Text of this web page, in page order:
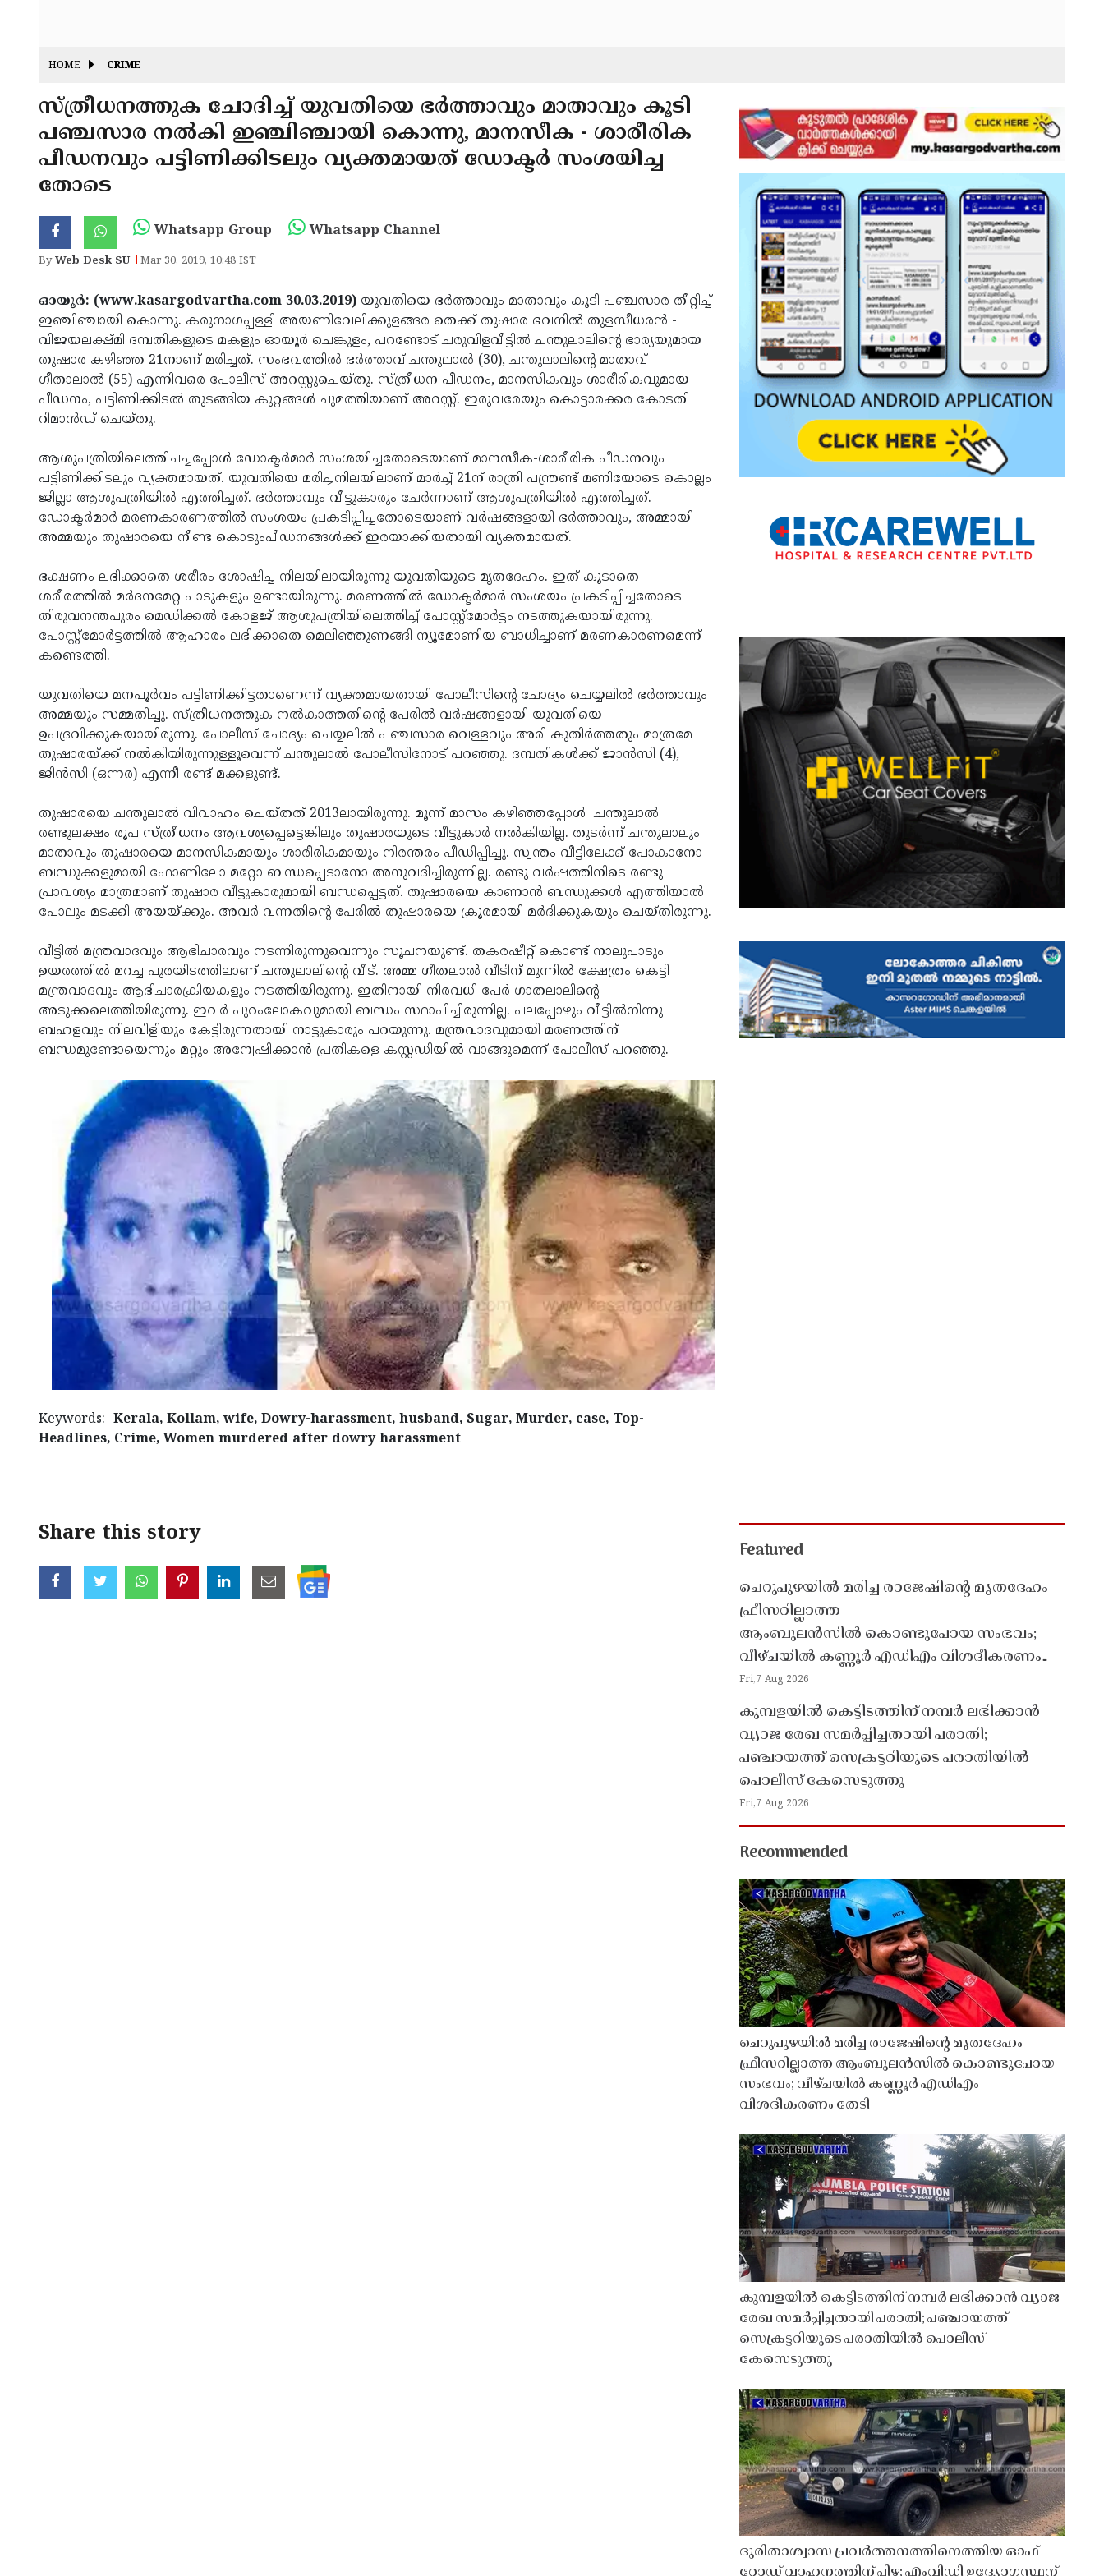
HOME CRIME
സ്ത്രീധനത്തുക ചോദിച്ച് യുവതിയെ ഭര്‍ത്താവും മാതാവും കൂടി
പഞ്ചസാര നല്‍കി ഇഞ്ചിഞ്ചായി കൊന്നു, മാനസീക - ശാരീരിക
പീഡനവും പട്ടിണിക്കിടലും വ്യക്തമായത് ഡോക്ടര്‍ സംശയിച്ച
തോടെ
Whatsapp Group Whatsapp Channel
ByWeb Desk SU Mar 30, 2019, 10:48 IST
ഓയൂര്‍: (www.kasargodvartha.com 30.03.2019) യുവതിയെ ഭര്‍ത്താവും മാതാവും കൂടി പഞ്ചസാര തീറ്റിച്ച്
ഇഞ്ചിഞ്ചായി കൊന്നു. കരുനാഗപ്പള്ളി അയണിവേലിക്കുളങ്ങര തെക്ക് തുഷാര ഭവനില്‍ തുളസീധരന്‍ -
വിജയലക്ഷ്മി ദമ്പതികളുടെ മകളും ഓയൂര്‍ ചെങ്കുളം, പറണ്ടോട് ചരുവിളവീട്ടില്‍ ചന്തുലാലിന്റെ ഭാര്യയുമായ
തുഷാര കഴിഞ്ഞ 21നാണ് മരിച്ചത്. സംഭവത്തില്‍ ഭര്‍ത്താവ് ചന്തുലാല്‍ (30), ചന്തുലാലിന്റെ മാതാവ്
ഗീതാലാല്‍ (55) എന്നിവരെ പോലീസ് അറസ്റ്റുചെയ്തു. സ്ത്രീധന പീഡനം, മാനസികവും ശാരീരികവുമായ
പീഡനം, പട്ടിണിക്കിടല്‍ തുടങ്ങിയ കുറ്റങ്ങള്‍ ചുമത്തിയാണ് അറസ്റ്റ്. ഇരുവരേയും കൊട്ടാരക്കര കോടതി
റിമാന്‍ഡ് ചെയ്തു.
ആശുപത്രിയിലെത്തിചച്ചപ്പോള്‍ ഡോക്ടര്‍മാര്‍ സംശയിച്ചതോടെയാണ് മാനസീക-ശാരീരിക പീഡനവും
പട്ടിണിക്കിടലും വ്യക്തമായത്. യുവതിയെ മരിച്ചനിലയിലാണ് മാര്‍ച്ച് 21ന് രാത്രി പന്ത്രണ്ട് മണിയോടെ കൊല്ലം
ജില്ലാ ആശുപത്രിയില്‍ എത്തിച്ചത്. ഭര്‍ത്താവും വീട്ടുകാരും ചേര്‍ന്നാണ് ആശുപത്രിയില്‍ എത്തിച്ചത്.
ഡോക്ടര്‍മാര്‍ മരണകാരണത്തില്‍ സംശയം പ്രകടിപ്പിച്ചതോടെയാണ് വര്‍ഷങ്ങളായി ഭര്‍ത്താവും, അമ്മായി
അമ്മയും തുഷാരയെ നീണ്ട കൊടുംപീഡനങ്ങള്‍ക്ക് ഇരയാക്കിയതായി വ്യക്തമായത്.
ഭക്ഷണം ലഭിക്കാതെ ശരീരം ശോഷിച്ച നിലയിലായിരുന്നു യുവതിയുടെ മൃതദേഹം. ഇത് കൂടാതെ
ശരീരത്തില്‍ മര്‍ദനമേറ്റ പാടുകളും ഉണ്ടായിരുന്നു. മരണത്തില്‍ ഡോക്ടര്‍മാര്‍ സംശയം പ്രകടിപ്പിച്ചതോടെ
തിരുവനന്തപുരം മെഡിക്കല്‍ കോളജ് ആശുപത്രിയിലെത്തിച്ച് പോസ്റ്റ്‌മോര്‍ട്ടം നടത്തുകയായിരുന്നു.
പോസ്റ്റ്‌മോര്‍ട്ടത്തില്‍ ആഹാരം ലഭിക്കാതെ മെലിഞ്ഞുണങ്ങി ന്യൂമോണിയ ബാധിച്ചാണ് മരണകാരണമെന്ന്
കണ്ടെത്തി.
യുവതിയെ മനപൂര്‍വം പട്ടിണിക്കിട്ടതാണെന്ന് വ്യക്തമായതായി പോലീസിന്റെ ചോദ്യം ചെയ്യലില്‍ ഭര്‍ത്താവും
അമ്മയും സമ്മതിച്ചു. സ്ത്രീധനത്തുക നല്‍കാത്തതിന്റെ പേരില്‍ വര്‍ഷങ്ങളായി യുവതിയെ
ഉപദ്രവിക്കുകയായിരുന്നു. പോലീസ് ചോദ്യം ചെയ്യലില്‍ പഞ്ചസാര വെള്ളവും അരി കുതിര്‍ത്തതും മാത്രമേ
തുഷാരയ്ക്ക് നല്‍കിയിരുന്നുള്ളൂവെന്ന് ചന്തുലാല്‍ പോലീസിനോട് പറഞ്ഞു. ദമ്പതികള്‍ക്ക് ജാന്‍സി (4),
ജിന്‍സി (ഒന്നര) എന്നീ രണ്ട് മക്കളുണ്ട്.
തുഷാരയെ ചന്തുലാല്‍ വിവാഹം ചെയ്തത് 2013ലായിരുന്നു. മൂന്ന് മാസം കഴിഞ്ഞപ്പോള്‍ ചന്തുലാല്‍
രണ്ടുലക്ഷം രൂപ സ്ത്രീധനം ആവശ്യപ്പെട്ടെങ്കിലും തുഷാരയുടെ വീട്ടുകാര്‍ നല്‍കിയില്ല. തുടര്‍ന്ന് ചന്തുലാലും
മാതാവും തുഷാരയെ മാനസികമായും ശാരീരികമായും നിരന്തരം പീഡിപ്പിച്ചു. സ്വന്തം വീട്ടിലേക്ക് പോകാനോ
ബന്ധുക്കളുമായി ഫോണിലോ മറ്റോ ബന്ധപ്പെടാനോ അനുവദിച്ചിരുന്നില്ല. രണ്ടു വര്‍ഷത്തിനിടെ രണ്ടു
പ്രാവശ്യം മാത്രമാണ് തുഷാര വീട്ടുകാരുമായി ബന്ധപ്പെട്ടത്. തുഷാരയെ കാണാന്‍ ബന്ധുക്കള്‍ എത്തിയാല്‍
പോലും മടക്കി അയയ്ക്കും. അവര്‍ വന്നതിന്റെ പേരില്‍ തുഷാരയെ ക്രൂരമായി മര്‍ദിക്കുകയും ചെയ്തിരുന്നു.
വീട്ടില്‍ മന്ത്രവാദവും ആഭിചാരവും നടന്നിരുന്നുവെന്നും സൂചനയുണ്ട്. തകരഷീറ്റ് കൊണ്ട് നാലുപാടും
ഉയരത്തില്‍ മറച്ച പുരയിടത്തിലാണ് ചന്തുലാലിന്റെ വീട്. അമ്മ ഗീതലാല്‍ വീടിന് മുന്നില്‍ ക്ഷേത്രം കെട്ടി
മന്ത്രവാദവും ആഭിചാരക്രിയകളും നടത്തിയിരുന്നു. ഇതിനായി നിരവധി പേര്‍ ഗാതലാലിന്റെ
അടുക്കലെത്തിയിരുന്നു. ഇവര്‍ പുറംലോകവുമായി ബന്ധം സ്ഥാപിച്ചിരുന്നില്ല. പലപ്പോഴും വീട്ടില്‍നിന്നു
ബഹളവും നിലവിളിയും കേട്ടിരുന്നതായി നാട്ടുകാരും പറയുന്നു. മന്ത്രവാദവുമായി മരണത്തിന്
ബന്ധമുണ്ടോയെന്നും മറ്റും അന്വേഷിക്കാന്‍ പ്രതികളെ കസ്റ്റഡിയില്‍ വാങ്ങുമെന്ന് പോലീസ് പറഞ്ഞു.
Keywords: Kerala, Kollam, wife, Dowry-harassment, husband, Sugar, Murder, case, Top-
Headlines, Crime, Women murdered after dowry harassment
Share this story
Featured
ചെറുപുഴയിൽ മരിച്ച രാജേഷിൻ്റെ മൃതദേഹം
ഫ്രീസറില്ലാത്ത
ആംബുലൻസിൽ കൊണ്ടുപോയ സംഭവം;
വീഴ്ചയിൽ കണ്ണൂർ എഡിഎം വിശദീകരണം
തേടി
Fri,7 Aug 2026
കുമ്പളയിൽ കെട്ടിടത്തിന് നമ്പർ ലഭിക്കാൻ
വ്യാജ രേഖ സമർപ്പിച്ചതായി പരാതി;
പഞ്ചായത്ത് സെക്രട്ടറിയുടെ പരാതിയിൽ
പൊലീസ് കേസെടുത്തു
Fri,7 Aug 2026
Recommended
ചെറുപുഴയിൽ മരിച്ച രാജേഷിൻ്റെ മൃതദേഹം
ഫ്രീസറില്ലാത്ത ആംബുലൻസിൽ കൊണ്ടുപോയ
സംഭവം; വീഴ്ചയിൽ കണ്ണൂർ എഡിഎം
വിശദീകരണം തേടി
കുമ്പളയിൽ കെട്ടിടത്തിന് നമ്പർ ലഭിക്കാൻ വ്യാജ
രേഖ സമർപ്പിച്ചതായി പരാതി; പഞ്ചായത്ത്
സെക്രട്ടറിയുടെ പരാതിയിൽ പൊലീസ്
കേസെടുത്തു
ദുരിതാശ്വാസ പ്രവർത്തനത്തിനെത്തിയ ഓഫ്